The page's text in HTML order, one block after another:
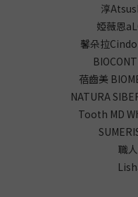
淳
婭薇恩
馨朵拉
蓓齒美
NATURA
Tooth MD
職